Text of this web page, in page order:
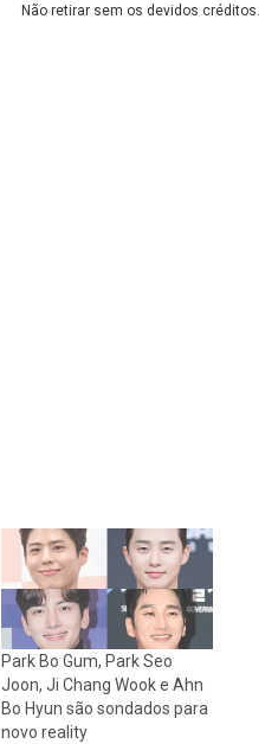
Não retirar sem os devidos créditos.
Park Bo Gum, Park Seo
Joon, Ji Chang Wook e Ahn
Bo Hyun são sondados para
novo reality